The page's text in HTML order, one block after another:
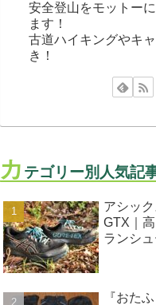
安全登山をモットー
ます！
古道ハイキングやキ
き！
カ テゴリー別人気記
アシッ
GTX｜
ランシ
『おた